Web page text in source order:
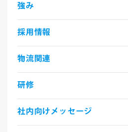
強み
採用情報
物流関連
研修
社内向けメッセージ